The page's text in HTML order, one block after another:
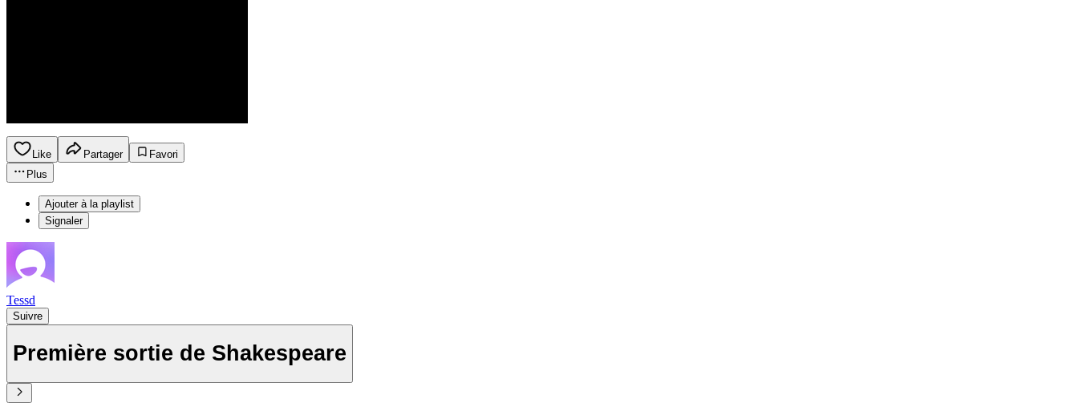
Like Partager
Favori
Plus
Ajouter à la playlist
Signaler
Tessd
Suivre
Première sortie de Shakespeare